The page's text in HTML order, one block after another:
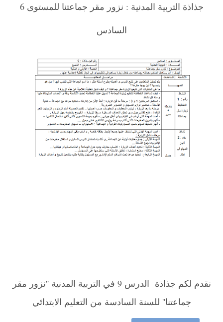
جذاذة التربية المدنية : نزور مقر جماعتنا للمستوى 6
السادس
نقدم لكم جذاذة الدرس 9 في التربية المدنية ''نزور مقر
جماعتنا'' للسنة السادسة من التعليم الابتدائي